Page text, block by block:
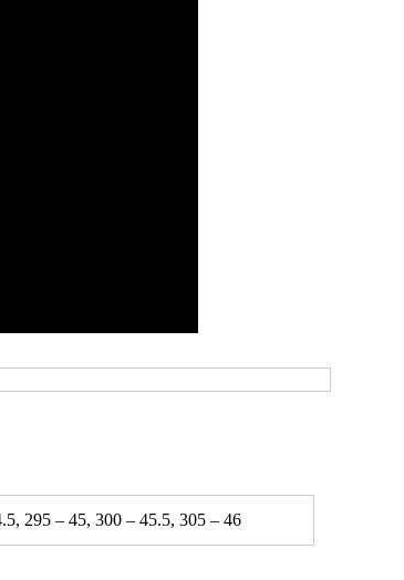
295 – 45, 300 – 45.5, 305 – 46